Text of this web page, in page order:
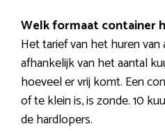
Welk formaat container
Het tarief van het huren
afhankelijk van het aantal
hoeveel er vrij komt. Een
of te klein is, is zonde. 10
de hardlopers.